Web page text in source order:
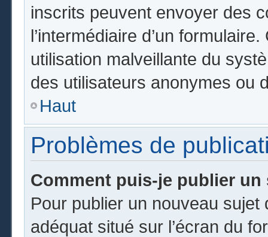
inscrits peuvent envoyer des
l’intermédiaire d’un
utilisation malveillante du
des utilisateurs anonymes ou
Haut
Problèmes de
Comment puis-je publier
Pour publier un nouveau
adéquat situé sur l’écran du